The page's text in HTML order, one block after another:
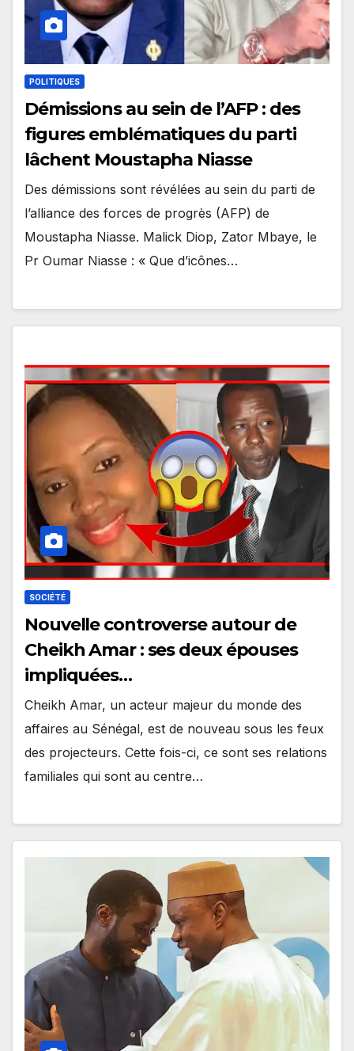
POLITIQUES
Démissions au sein de l’AFP : des
figures emblématiques du parti
lâchent Moustapha Niasse
Des démissions sont révélées au sein du parti de
l’alliance des forces de progrès (AFP) de
Moustapha Niasse. Malick Diop, Zator Mbaye, le
Pr Oumar Niasse : « Que d’icônes…
SOCIÉTÉ
Nouvelle controverse autour de
Cheikh Amar : ses deux épouses
impliquées…
Cheikh Amar, un acteur majeur du monde des
affaires au Sénégal, est de nouveau sous les feux
des projecteurs. Cette fois-ci, ce sont ses relations
familiales qui sont au centre…